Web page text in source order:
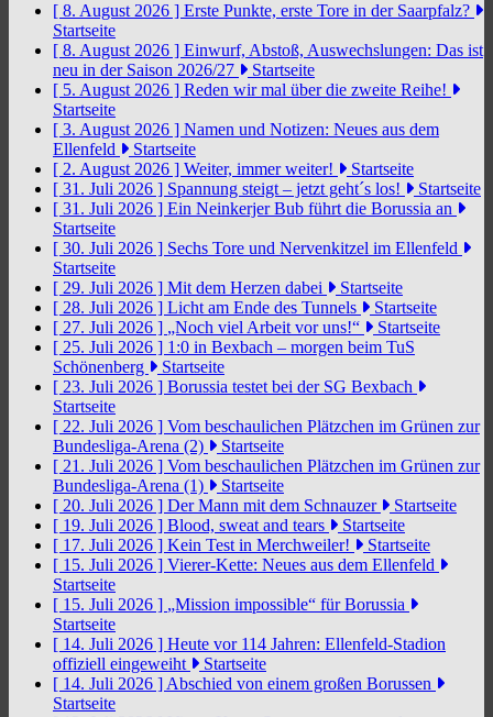
[ 8. August 2026 ] Erste Punkte, erste Tore in der Saarpfalz?
Startseite
[ 8. August 2026 ] Einwurf, Abstoß, Auswechslungen: Das ist
neu in der Saison 2026/27
Startseite
[ 5. August 2026 ] Reden wir mal über die zweite Reihe!
Startseite
[ 3. August 2026 ] Namen und Notizen: Neues aus dem
Ellenfeld
Startseite
[ 2. August 2026 ] Weiter, immer weiter!
Startseite
[ 31. Juli 2026 ] Spannung steigt – jetzt geht´s los!
Startseite
[ 31. Juli 2026 ] Ein Neinkerjer Bub führt die Borussia an
Startseite
[ 30. Juli 2026 ] Sechs Tore und Nervenkitzel im Ellenfeld
Startseite
[ 29. Juli 2026 ] Mit dem Herzen dabei
Startseite
[ 28. Juli 2026 ] Licht am Ende des Tunnels
Startseite
[ 27. Juli 2026 ] „Noch viel Arbeit vor uns!“
Startseite
[ 25. Juli 2026 ] 1:0 in Bexbach – morgen beim TuS
Schönenberg
Startseite
[ 23. Juli 2026 ] Borussia testet bei der SG Bexbach
Startseite
[ 22. Juli 2026 ] Vom beschaulichen Plätzchen im Grünen zur
Bundesliga-Arena (2)
Startseite
[ 21. Juli 2026 ] Vom beschaulichen Plätzchen im Grünen zur
Bundesliga-Arena (1)
Startseite
[ 20. Juli 2026 ] Der Mann mit dem Schnauzer
Startseite
[ 19. Juli 2026 ] Blood, sweat and tears
Startseite
[ 17. Juli 2026 ] Kein Test in Merchweiler!
Startseite
[ 15. Juli 2026 ] Vierer-Kette: Neues aus dem Ellenfeld
Startseite
[ 15. Juli 2026 ] „Mission impossible“ für Borussia
Startseite
[ 14. Juli 2026 ] Heute vor 114 Jahren: Ellenfeld-Stadion
offiziell eingeweiht
Startseite
[ 14. Juli 2026 ] Abschied von einem großen Borussen
Startseite